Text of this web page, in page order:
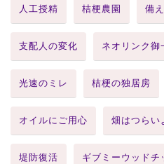
人工授精 桔梗農園 備
支配人の変化 ネオリンク御
光速のミレ 桔梗の独居房
オイルにご用心 畑はつらい
堤防復活 ギブミーウッドチ